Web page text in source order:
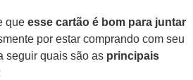
que esse cartão é bom para juntar
por estar comprando com seu
seguir quais são as principais